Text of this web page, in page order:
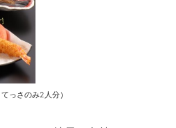
っさのみ2人分）